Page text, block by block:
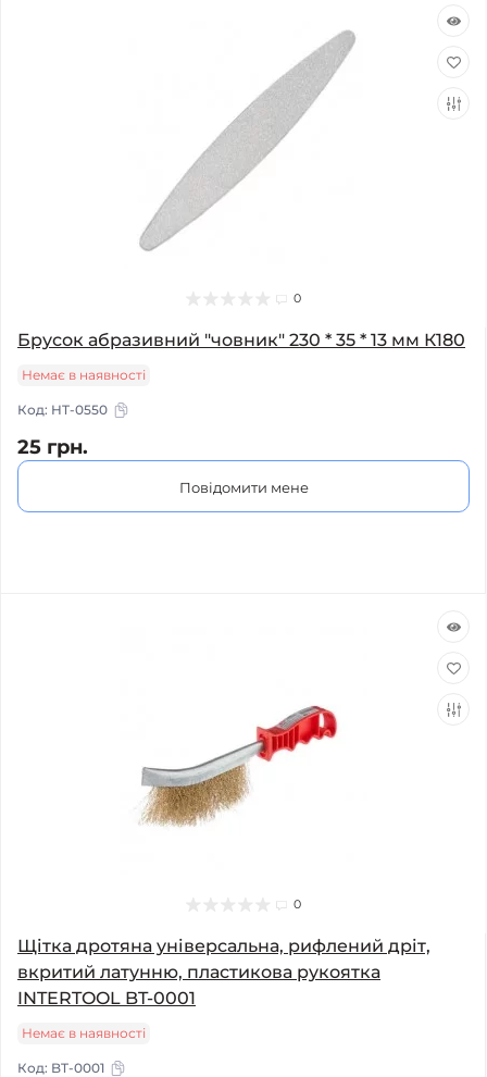
0
Брусок абразивний "човник" 230 * 35 * 13 мм К180
Немає в наявності
Код: HT-0550
25 грн.
Повідомити мене
0
Щітка дротяна універсальна, рифлений дріт,
вкритий латунню, пластикова рукоятка
INTERTOOL BT-0001
Немає в наявності
Код: BT-0001